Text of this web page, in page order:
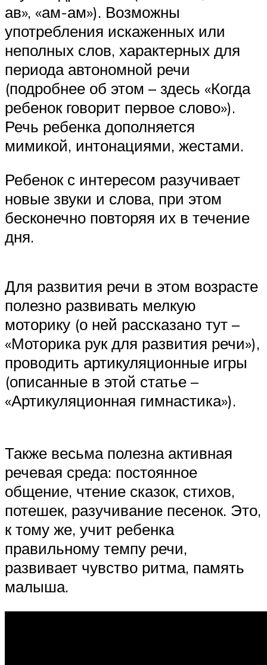
ав», «ам-ам»). Возможны
употребления искаженных или
неполных слов, характерных для
периода автономной речи
(подробнее об этом – здесь «Когда
ребенок говорит первое слово»).
Речь ребенка дополняется
мимикой, интонациями, жестами.
Ребенок с интересом разучивает
новые звуки и слова, при этом
бесконечно повторяя их в течение
дня.
Для развития речи в этом возрасте
полезно развивать мелкую
моторику (о ней рассказано тут –
«Моторика рук для развития речи»),
проводить артикуляционные игры
(описанные в этой статье –
«Артикуляционная гимнастика»).
Также весьма полезна активная
речевая среда: постоянное
общение, чтение сказок, стихов,
потешек, разучивание песенок. Это,
к тому же, учит ребенка
правильному темпу речи,
развивает чувство ритма, память
малыша.